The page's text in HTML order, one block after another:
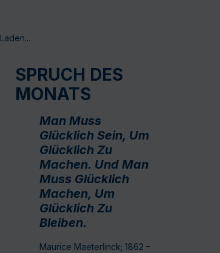
Laden...
SPRUCH DES
MONATS
Man Muss
Glücklich Sein, Um
Glücklich Zu
Machen. Und Man
Muss Glücklich
Machen, Um
Glücklich Zu
Bleiben.
Maurice Maeterlinck; 1862 –